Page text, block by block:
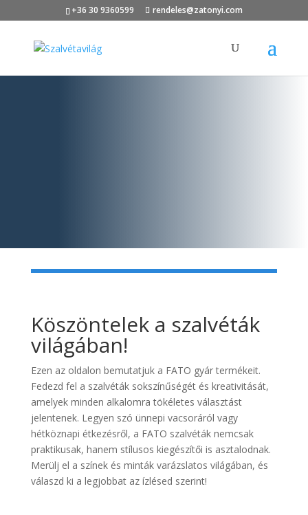
+36 30 9360599 rendeles@zatonyi.com
Köszöntelek a szalvéták
világában!
Ezen az oldalon bemutatjuk a FATO gyár termékeit.
Fedezd fel a szalvéták sokszínűségét és kreativitását,
amelyek minden alkalomra tökéletes választást
jelentenek. Legyen szó ünnepi vacsoráról vagy
hétköznapi étkezésről, a FATO szalvéták nemcsak
praktikusak, hanem stílusos kiegészítői is asztalodnak.
Merülj el a színek és minták varázslatos világában, és
válaszd ki a legjobbat az ízlésed szerint!